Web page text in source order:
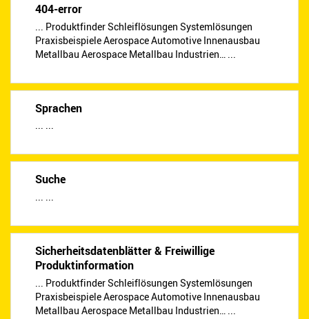
404-error
... Produktfinder Schleiflösungen Systemlösungen
Praxisbeispiele Aerospace Automotive Innenausbau
Metallbau Aerospace Metallbau Industrien… ...
Sprachen
... ...
Suche
... ...
Sicherheitsdatenblätter & Freiwillige
Produktinformation
... Produktfinder Schleiflösungen Systemlösungen
Praxisbeispiele Aerospace Automotive Innenausbau
Metallbau Aerospace Metallbau Industrien… ...